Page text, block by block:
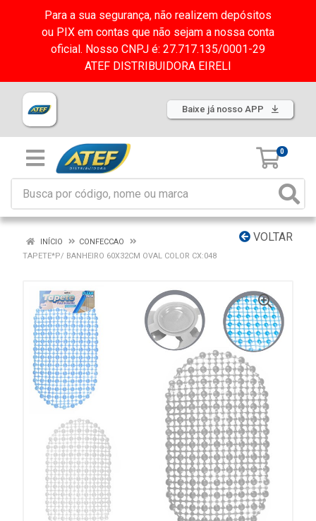
Para a sua segurança, não realizem depósitos
ou PIX em contas que não sejam a nossa conta
oficial. Nosso CNPJ é: 27.717.135/0001-29
ATEF DISTRIBUIDORA EIRELI
Baixe já nosso APP
0
VOLTAR
INÍCIO
CONFECCAO
TAPETE*P/ BANHEIRO 60X32CM OVAL COLOR CX:048